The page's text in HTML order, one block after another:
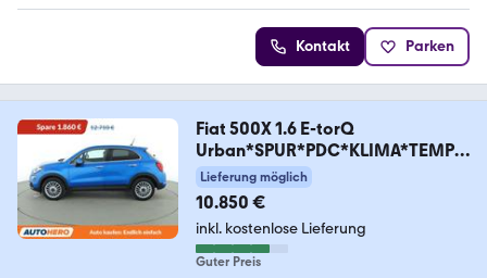
Kontakt Parken
Fiat 500X 1.6 E-torQ
Urban*SPUR*PDC*KLIMA*TEMPO
*Lieferung möglich
10.850 €
inkl. kostenlose Lieferung
Guter Preis